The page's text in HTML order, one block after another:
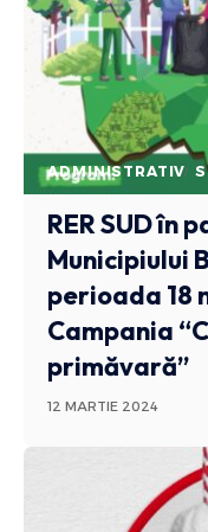
ADMINISTRATIV
RER SUD în
Municipiului
perioada 18
Campania
primăvară”
12 MARTIE 2024